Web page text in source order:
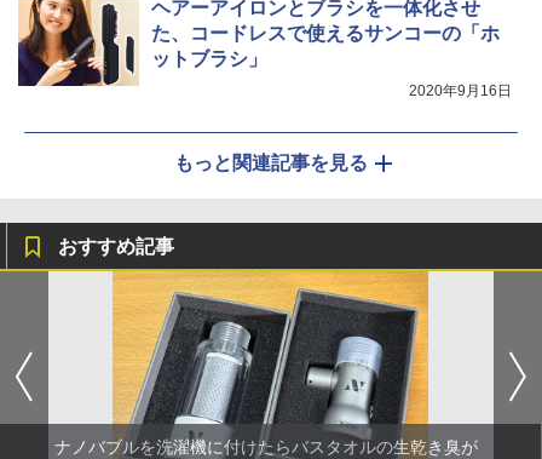
ヘアーアイロンとブラシを一体化させ
た、コードレスで使えるサンコーの「ホ
ットブラシ」
2020年9月16日
もっと関連記事を見る
おすすめ記事
ナノバブルを洗濯機に付けたらバスタオルの生乾き臭が